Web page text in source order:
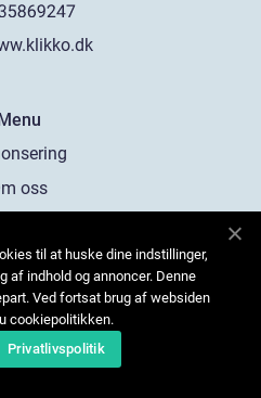
oss
oss
til at huske dine indstillinger,
af indhold og annoncer. Denne
Ved fortsat brug af websiden
cookiepolitikken.
Privatlivspolitik